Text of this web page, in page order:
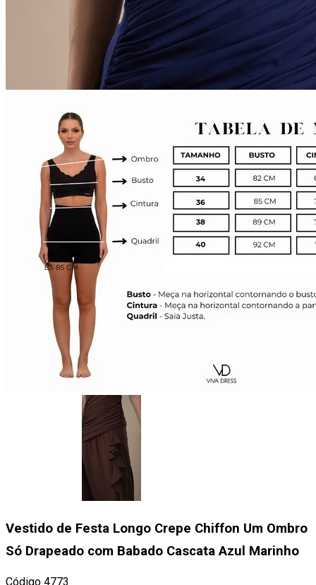
Vestido de Festa Longo Crepe Chiffon Um Ombro
Só Drapeado com Babado Cascata Azul Marinho
Código 4773